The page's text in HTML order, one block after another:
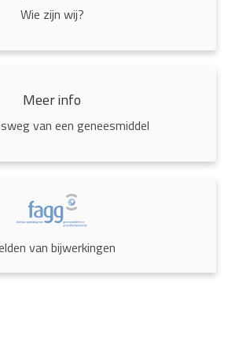
Wie zijn wij?
Meer info
van een geneesmiddel
van bijwerkingen